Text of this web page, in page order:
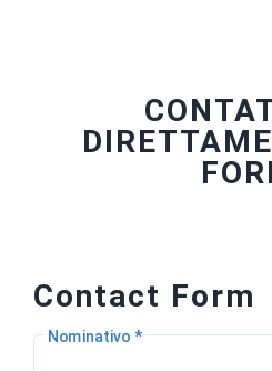
Contact Form
Nominativo *